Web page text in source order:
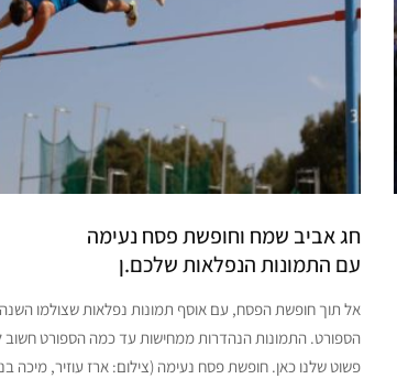
חג אביב שמח וחופשת פסח נעימה
עם התמונות הנפלאות שלכם.ן
אל תוך חופשת הפסח, עם אוסף תמונות נפלאות שצולמו השנה
הספורט. התמונות הנהדרות ממחישות עד כמה הספורט חשוב
פשוט שלנו כאן. חופשת פסח נעימה (צילום: ארז עוזיר, מיכה